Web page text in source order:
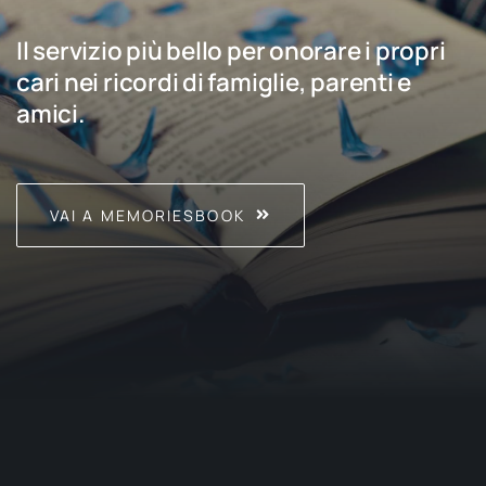
Il servizio più bello per onorare i propri
cari nei ricordi di famiglie, parenti e
amici.
VAI A MEMORIESBOOK